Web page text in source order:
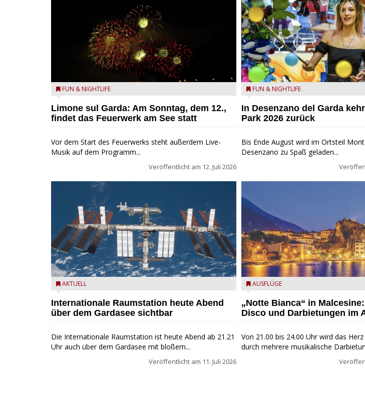
Feuerwerk am Gardasee
FUN & NIGHTLIFE
Limone sul Garda: Am Sonntag, dem 12.,
findet das Feuerwerk am See statt
Vor dem Start des Feuerwerks steht außerdem Live-
Musik auf dem Programm...
Veröffentlicht am 12. Juli 2026
Internationale Raumstation (ISS) - NARA and DVIDS
AKTUELL
Internationale Raumstation heute Abend
über dem Gardasee sichtbar
Die Internationale Raumstation ist heute Abend ab 21.21
Uhr auch über dem Gardasee mit bloßem...
Veröffentlicht am 11. Juli 2026
Summer Park Desenzano - Summer
FUN & NIGHTLIFE
In Desenzano del Garda
Park 2026 zurück
Bis Ende August wird im Ortsteil
Desenzano zu Spaß geladen...
Malcesine, Abend
AUSFLÜGE
„Notte Bianca“ in
Disco und Darbietungen im
Von 21.00 bis 24.00 Uhr wird das
durch mehrere musikalische